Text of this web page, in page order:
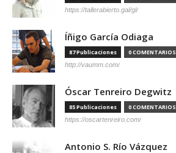
https://tallerabierto.gal/gl/
Íñigo García Odiaga
87 Publicaciones 0 COMENTARIOS
http://vaumm.com/
Óscar Tenreiro Degwitz
85 Publicaciones 0 COMENTARIOS
https://oscartenreiro.com/
Antonio S. Río Vázquez